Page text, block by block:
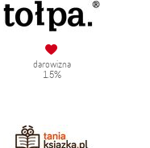
darowizna
1.5%